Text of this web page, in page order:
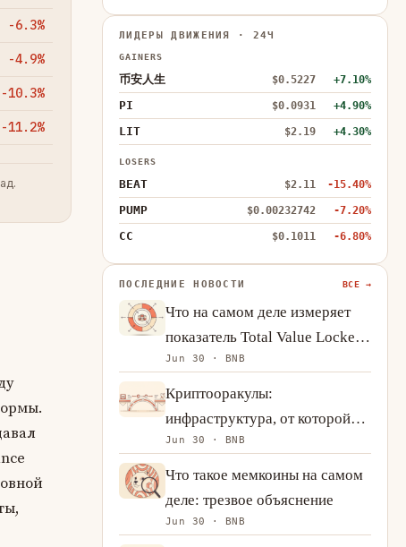
-6.3%
-4.9%
-10.3%
-11.2%
ЛИДЕРЫ ДВИЖЕНИЯ · 24Ч
GAINERS
币安人生 $0.5227 +7.10%
PI $0.0931 +4.90%
LIT $2.19 +4.30%
LOSERS
BEAT $2.11 -15.40%
PUMP $0.00232742 -7.20%
CC $0.1011 -6.80%
ПОСЛЕДНИЕ НОВОСТИ ВСЕ →
Что на самом деле измеряет
показатель Total Value Locked
в DeFi (и что нет)
Jun 30 · BNB
Криптооракулы:
инфраструктура, от которой
зависит каждый DeFi-протокол
Jun 30 · BNB
Что такое мемкоины на самом
деле: трезвое объяснение
Jun 30 · BNB